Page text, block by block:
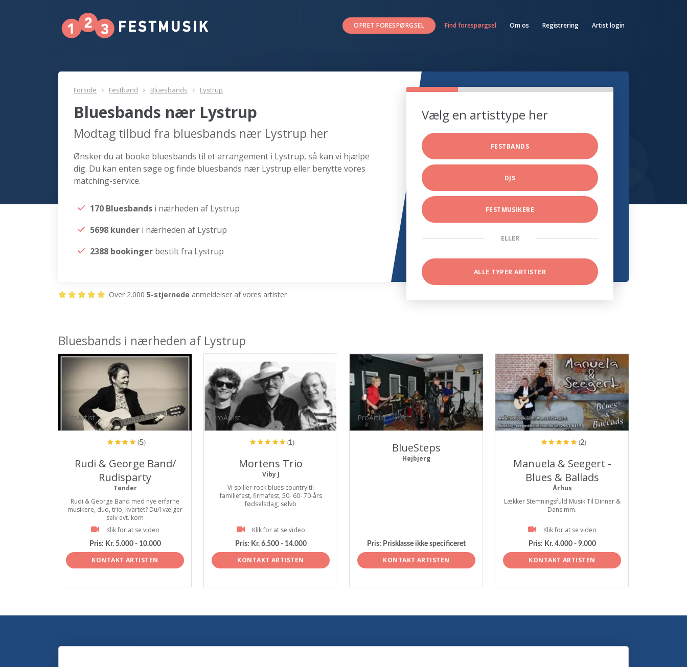
OPRET FORESPØRGSEL Find forespørgsel Om os Registrering Artist login
Forside Festband Bluesbands Lystrup
Bluesbands nær Lystrup
Modtag tilbud fra bluesbands nær Lystrup her
Ønsker du at booke bluesbands til et arrangement i Lystrup, så kan vi hjælpe
dig. Du kan enten søge og finde bluesbands nær Lystrup eller benytte vores
matching-service.
170 Bluesbands i nærheden af Lystrup
5698 kunder i nærheden af Lystrup
2388 bookinger bestilt fra Lystrup
Vælg en artisttype her
FESTBANDS
DJS
FESTMUSIKERE
ELLER
ALLE TYPER ARTISTER
Over 2.000 5-stjernede anmeldelser af vores artister
Bluesbands i nærheden af Lystrup
ProArtist
(5)
Rudi & George Band/
Rudisparty
Tønder
Rudi & George Band med nye erfarne
musikere, duo, trio, kvartet? Du/I vælger
selv evt. kom
Klik for at se video
Pris: Kr. 5.000 - 10.000
KONTAKT ARTISTEN
ProArtist
(1)
Mortens Trio
Viby J
Vi spiller rock blues country til
familiefest, firmafest, 50- 60- 70-års
fødselsdag, sølvb
Klik for at se video
Pris: Kr. 6.500 - 14.000
KONTAKT ARTISTEN
ProArtist
BlueSteps
Højbjerg
Pris: Prisklasse ikke specificeret
KONTAKT ARTISTEN
ProArtist
(2)
Manuela & Seegert -
Blues & Ballads
Århus
Lækker Stemningsfuld Musik Til Dinner &
Dans mm.
Klik for at se video
Pris: Kr. 4.000 - 9.000
KONTAKT ARTISTEN